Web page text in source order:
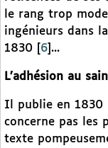
le rang trop
ingénieurs dans
1830
6 ...
L’adhésion au
Il publie en 1830
concerne pas les
texte